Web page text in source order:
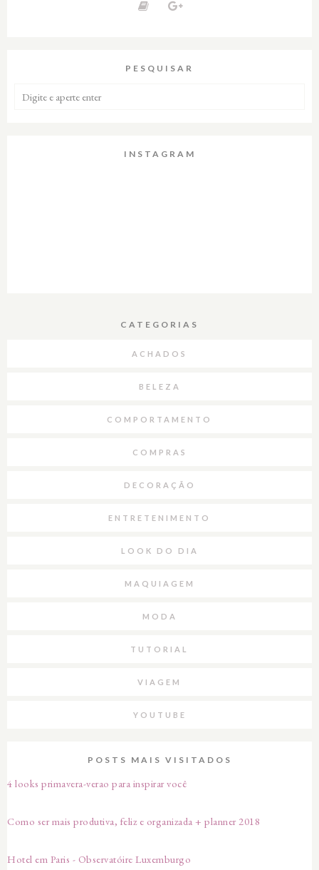
PESQUISAR
INSTAGRAM
CATEGORIAS
ACHADOS
BELEZA
COMPORTAMENTO
COMPRAS
DECORAÇÃO
ENTRETENIMENTO
LOOK DO DIA
MAQUIAGEM
MODA
TUTORIAL
VIAGEM
YOUTUBE
POSTS MAIS VISITADOS
4 looks primavera-verao para inspirar você
Como ser mais produtiva, feliz e organizada + planner 2018
Hotel em Paris - Observatóire Luxemburgo